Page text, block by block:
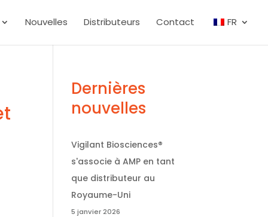
Nouvelles Distributeurs Contact FR
Dernières
nouvelles
Vigilant Biosciences®
s'associe à AMP en tant
que distributeur au
Royaume-Uni
5 janvier 2026